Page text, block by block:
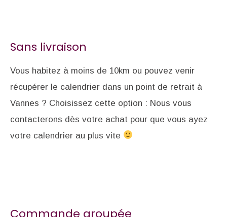
Sans livraison
Vous habitez à moins de 10km ou pouvez venir
récupérer le calendrier dans un point de retrait à
Vannes ? Choisissez cette option : Nous vous
contacterons dès votre achat pour que vous ayez
votre calendrier au plus vite
Commande groupée